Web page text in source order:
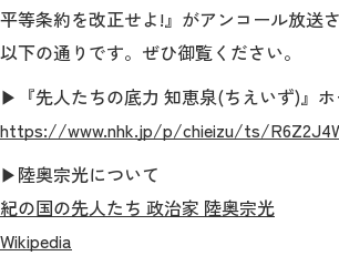
研究
学生生活
留学・国際交流
キャリア
ボランティア
平等条約を改正せよ!』がアンコール放送
以下の通りです。ぜひ御覧ください。
▶『先人たちの底力 知恵泉(ちえいず)』
https://www.nhk.jp/p/chieizu/ts/
▶陸奥宗光について
紀の国の先人たち 政治家 陸奥宗光
Wikipedia